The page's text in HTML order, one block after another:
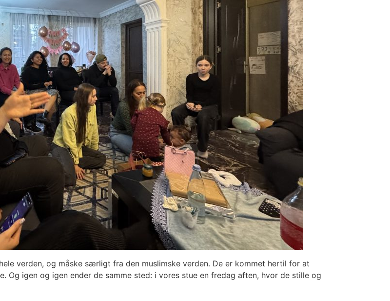
verden, og måske særligt fra den muslimske verden. De er kommet hertil for at
Og igen og igen ender de samme sted: i vores stue en fredag aften, hvor de stille og